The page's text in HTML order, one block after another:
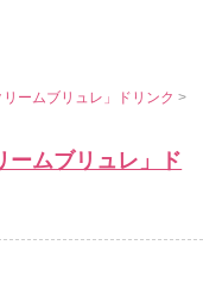
ームブリュレ」ドリンク>
ームブリュレ」ド